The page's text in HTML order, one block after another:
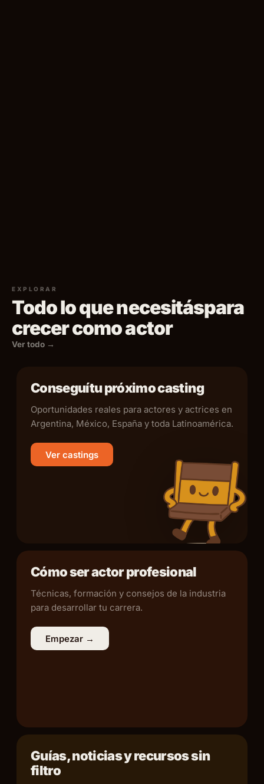
EXPLORAR
Todo lo que necesitáspara
crecer como actor
Ver todo →
Conseguítu próximo casting
Oportunidades reales para actores y actrices en
Argentina, México, España y toda Latinoamérica.
Ver castings
Cómo ser actor profesional
Técnicas, formación y consejos de la industria
para desarrollar tu carrera.
Empezar →
Guías, noticias y recursos sin
filtro